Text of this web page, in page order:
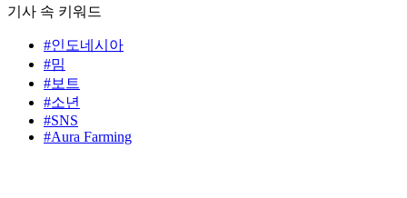
기사 속 키워드
#인도네시아
#밈
#보트
#소년
#SNS
#Aura Farming